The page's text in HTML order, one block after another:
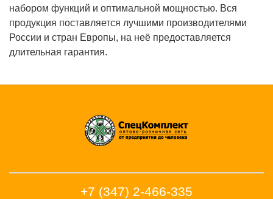
набором функций и оптимальной мощностью. Вся
продукция поставляется лучшими производителями
России и стран Европы, на неё предоставляется
длительная гарантия.
+7 (347) 2-466-335